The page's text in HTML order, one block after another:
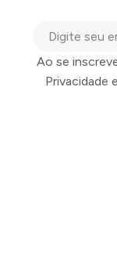
Ao se
Privacidade